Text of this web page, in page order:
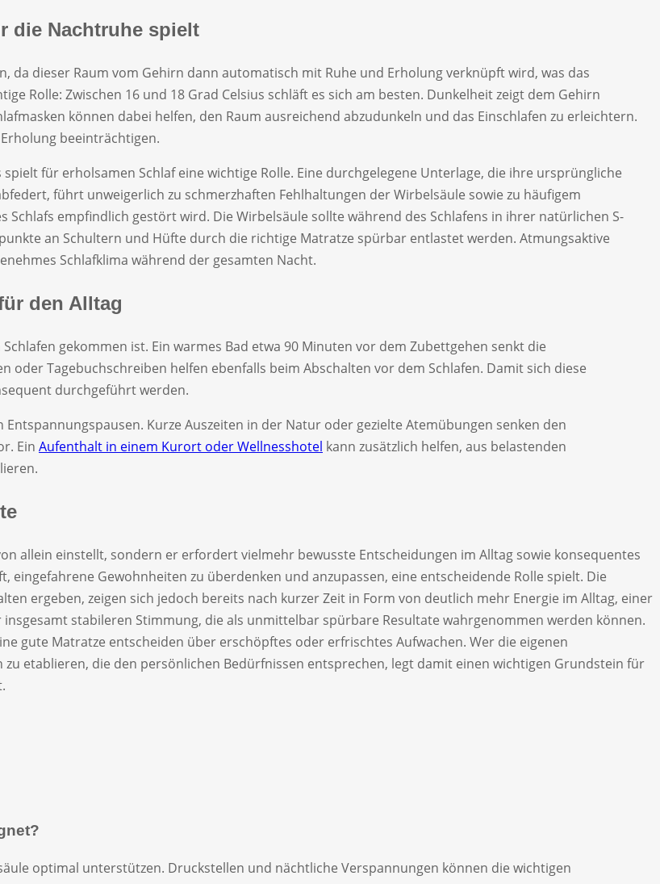
die Nachtruhe spielt
da dieser Raum vom Gehirn dann automatisch mit Ruhe und Erholung verknüpft wird, was das
Rolle: Zwischen 16 und 18 Grad Celsius schläft es sich am besten. Dunkelheit zeigt dem Gehirn
können dabei helfen, den Raum ausreichend abzudunkeln und das Einschlafen zu erleichtern.
beeinträchtigen.
für erholsamen Schlaf eine wichtige Rolle. Eine durchgelegene Unterlage, die ihre ursprüngliche
führt unweigerlich zu schmerzhaften Fehlhaltungen der Wirbelsäule sowie zu häufigem
empfindlich gestört wird. Die Wirbelsäule sollte während des Schlafens in ihrer natürlichen S-
an Schultern und Hüfte durch die richtige Matratze spürbar entlastet werden. Atmungsaktive
Schlafklima während der gesamten Nacht.
den Alltag
gekommen ist. Ein warmes Bad etwa 90 Minuten vor dem Zubettgehen senkt die
Tagebuchschreiben helfen ebenfalls beim Abschalten vor dem Schlafen. Damit sich diese
durchgeführt werden.
Kurze Auszeiten in der Natur oder gezielte Atemübungen senken den
Ein Aufenthalt in einem Kurort oder Wellnesshotel kann zusätzlich helfen, aus belastenden
allein einstellt, sondern er erfordert vielmehr bewusste Entscheidungen im Alltag sowie konsequentes
Gewohnheiten zu überdenken und anzupassen, eine entscheidende Rolle spielt. Die
ergeben, zeigen sich jedoch bereits nach kurzer Zeit in Form von deutlich mehr Energie im Alltag, einer
stabileren Stimmung, die als unmittelbar spürbare Resultate wahrgenommen werden können.
gute Matratze entscheiden über erschöpftes oder erfrischtes Aufwachen. Wer die eigenen
etablieren, die den persönlichen Bedürfnissen entsprechen, legt damit einen wichtigen Grundstein für
optimal unterstützen. Druckstellen und nächtliche Verspannungen können die wichtigen